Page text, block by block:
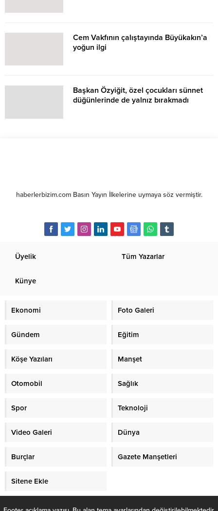
Cem Vakfının çalıştayında Büyükakın’a
yoğun ilgi
Başkan Özyiğit, özel çocukları sünnet
düğünlerinde de yalnız bırakmadı
haberlerbizim.com Basın Yayın İlkelerine uymaya söz vermiştir.
Üyelik Tüm Yazarlar
Künye
Ekonomi Foto Galeri
Gündem Eğitim
Köşe Yazıları Manşet
Otomobil Sağlık
Spor Teknoloji
Video Galeri Dünya
Burçlar Gazete Manşetleri
Sitene Ekle